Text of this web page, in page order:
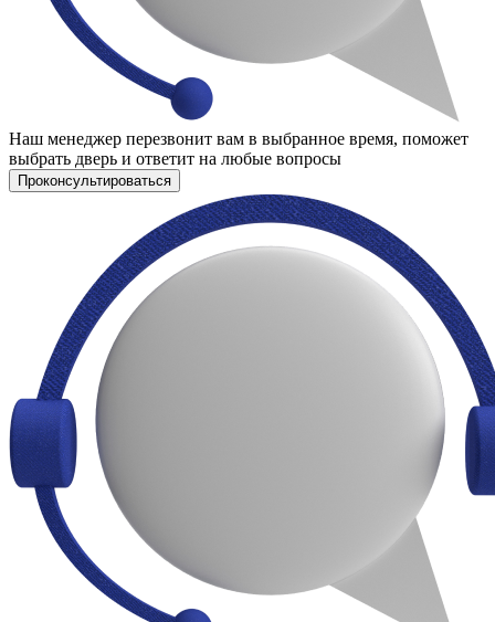
Наш менеджер перезвонит вам в выбранное время, поможет
выбрать дверь и ответит на любые вопросы
Проконсультироваться